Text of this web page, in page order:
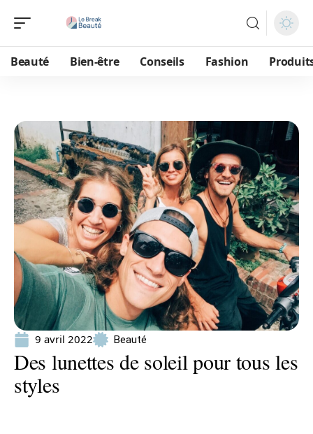
Beauté Bien-être Conseils Fashion
9 avril 2022 Beauté
Des lunettes de soleil pour tous les
styles